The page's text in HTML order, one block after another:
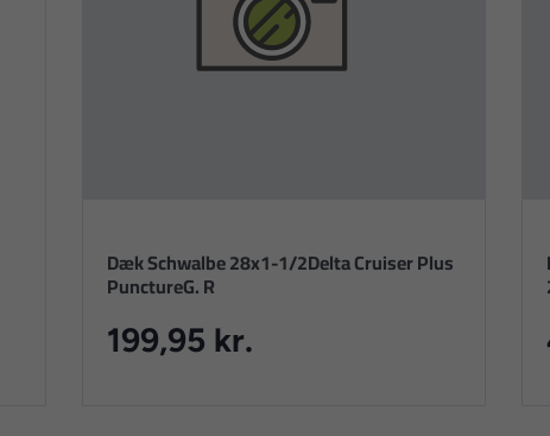
Dæk Schwalbe 28x1-1/2Delta Cruiser Plus
PunctureG. R
199,95 kr.